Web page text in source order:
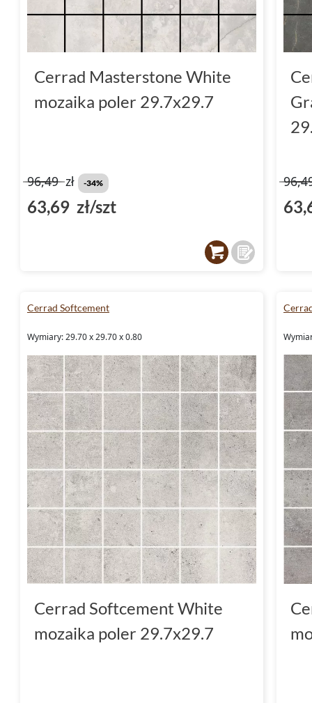
Cerrad Masterstone White
mozaika poler 29.7x29.7
96,49zł -34%
63,69 zł/szt
Cerrad Softcement
Wymiary: 29.70 x 29.70 x 0.80
Cerrad Softcement White
mozaika poler 29.7x29.7